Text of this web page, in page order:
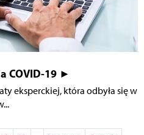
COVID-19 ►
eksperckiej, która odbyła się w